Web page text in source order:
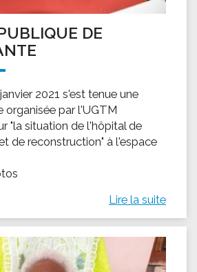
DE
2021 s'est tenue une
organisée par l'UGTM
"la situation de l'hôpital de
de reconstruction" à l'espace
Lire la suite